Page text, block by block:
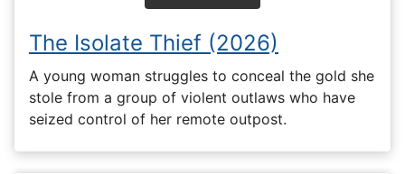
The Isolate Thief (2026)
A young woman struggles to conceal the gold she
stole from a group of violent outlaws who have
seized control of her remote outpost.